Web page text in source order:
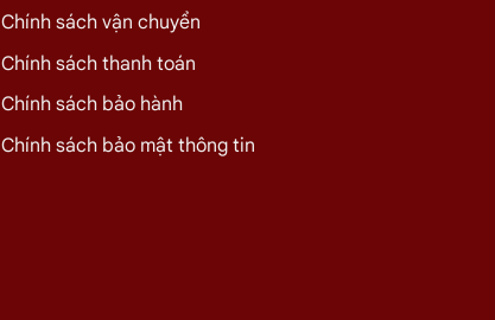
480.000
Chính sách vận chuyển
Chính sách thanh toán
Chính sách bảo hành
Chính sách bảo mật thông tin